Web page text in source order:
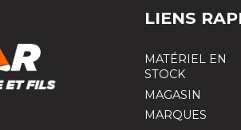
LIENS
MATÉRIEL EN
STOCK
MAGASIN
MARQUES